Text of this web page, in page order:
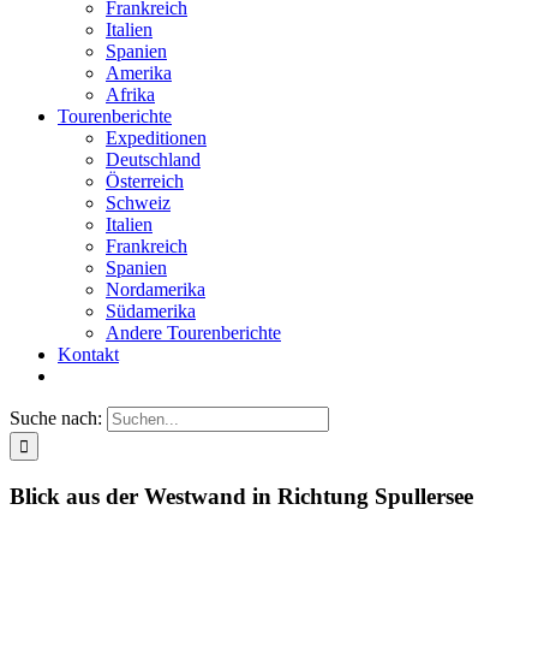
Frankreich
Italien
Spanien
Amerika
Afrika
Tourenberichte
Expeditionen
Deutschland
Österreich
Schweiz
Italien
Frankreich
Spanien
Nordamerika
Südamerika
Andere Tourenberichte
Kontakt
Suche nach:
Blick aus der Westwand in Richtung Spullersee